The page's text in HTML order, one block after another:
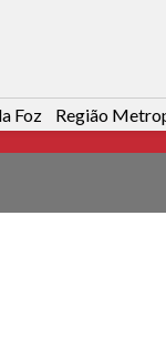
Foz Região